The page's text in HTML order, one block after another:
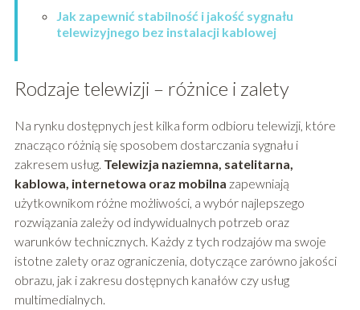
Jak zapewnić stabilność i jakość sygnału
telewizyjnego bez instalacji kablowej
Rodzaje telewizji – różnice i zalety
Na rynku dostępnych jest kilka form odbioru telewizji, które
znacząco różnią się sposobem dostarczania sygnału i
zakresem usług. Telewizja naziemna, satelitarna,
kablowa, internetowa oraz mobilna zapewniają
użytkownikom różne możliwości, a wybór najlepszego
rozwiązania zależy od indywidualnych potrzeb oraz
warunków technicznych. Każdy z tych rodzajów ma swoje
istotne zalety oraz ograniczenia, dotyczące zarówno jakości
obrazu, jak i zakresu dostępnych kanałów czy usług
multimedialnych.